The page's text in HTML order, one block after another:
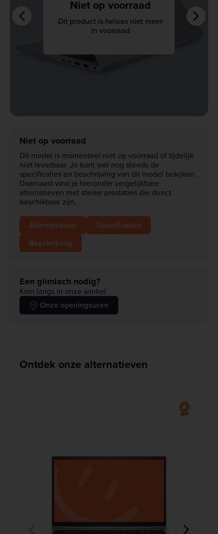
Niet op voorraad
Dit product is helaas niet meer
in voorraad
Niet op voorraad
Dit model is momenteel niet op voorraad of tijdelijk
niet leverbaar. Je kunt wel nog steeds de
specificaties en beschrijving van dit model bekijken.
Daarnaast vind je hieronder vergelijkbare
alternatieven met sterke prestaties die direct
beschikbaar zijn.
Alternatieven
Specificaties
Beschrijving
Een glimlach nodig?
Kom langs in onze winkel
Onze openingsuren
Ontdek onze alternatieven